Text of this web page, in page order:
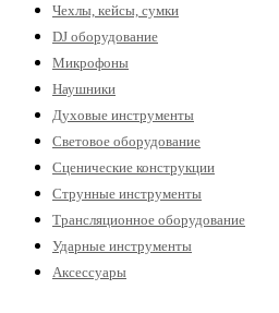
Чехлы, кейсы, сумки
DJ оборудование
Микрофоны
Наушники
Духовые инструменты
Световое оборудование
Сценические конструкции
Струнные инструменты
Трансляционное оборудование
Ударные инструменты
Аксессуары